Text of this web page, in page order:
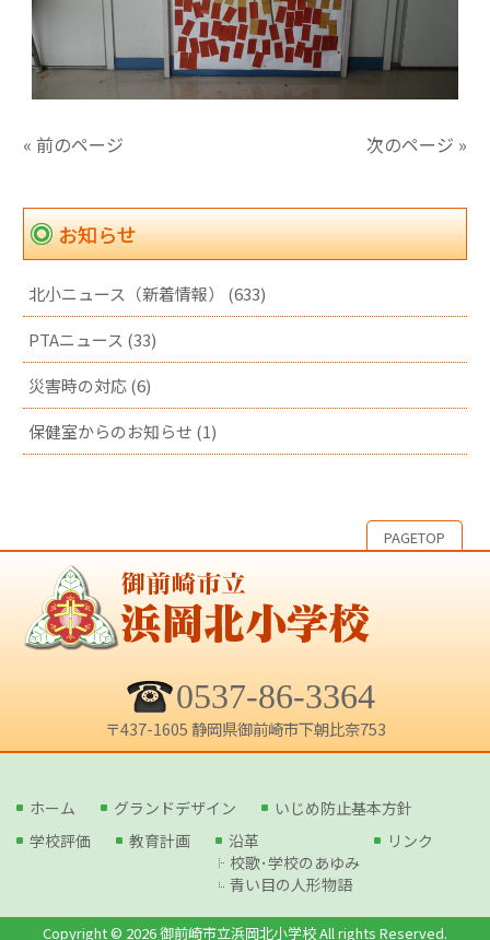
« 前のページ 次のページ »
お知らせ
北小ニュース（新着情報） (633)
PTAニュース (33)
災害時の対応 (6)
保健室からのお知らせ (1)
PAGETOP
0537-86-3364
〒437-1605 静岡県御前崎市下朝比奈753
ホーム グランドデザイン
いじめ防止基本方針
学校評価
教育計画
沿革
校歌･学校のあゆみ
青い目の人形物語
リンク
Copyright © 2026 御前崎市立浜岡北小学校 All rights Reserved.